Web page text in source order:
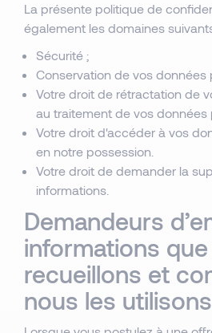
La présente politique de
également les domaines
Sécurité ;
Conservation de vos données
Votre droit de rétractation de
au traitement de vos données
Votre droit d'accéder à vos
en notre possession.
Votre droit de demander la
informations.
Demandeurs
informations
recueillons et
nous les